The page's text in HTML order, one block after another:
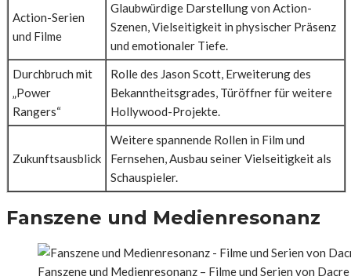
Action-Serien
und Filme
Glaubwürdige Darstellung von Action-
Szenen, Vielseitigkeit in physischer Präsenz
und emotionaler Tiefe.
Durchbruch mit
„Power
Rangers“
Rolle des Jason Scott, Erweiterung des
Bekanntheitsgrades, Türöffner für weitere
Hollywood-Projekte.
Zukunftsausblick
Weitere spannende Rollen in Film und
Fernsehen, Ausbau seiner Vielseitigkeit als
Schauspieler.
Fanszene und Medienresonanz
Fanszene und Medienresonanz – Filme und Serien von